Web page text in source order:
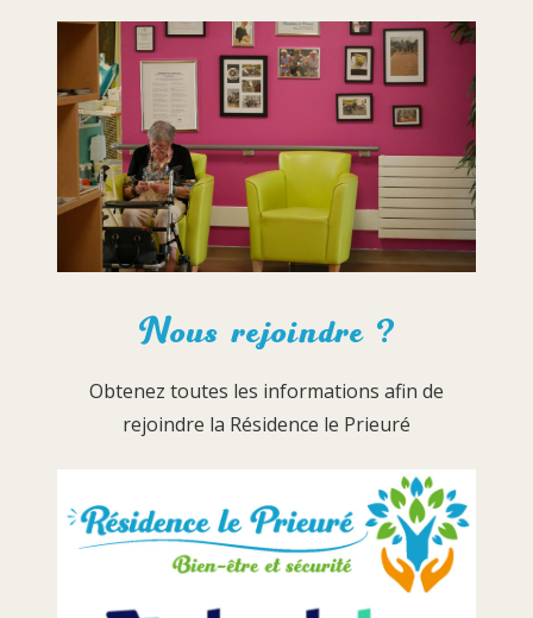
Nous rejoindre ?
Obtenez toutes les informations afin de
rejoindre la Résidence le Prieuré